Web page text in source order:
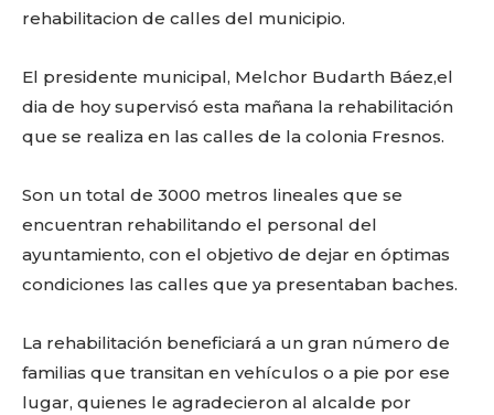
rehabilitacion de calles del municipio.
El presidente municipal, Melchor Budarth Báez,el
dia de hoy supervisó esta mañana la rehabilitación
que se realiza en las calles de la colonia Fresnos.
Son un total de 3000 metros lineales que se
encuentran rehabilitando el personal del
ayuntamiento, con el objetivo de dejar en óptimas
condiciones las calles que ya presentaban baches.
La rehabilitación beneficiará a un gran número de
familias que transitan en vehículos o a pie por ese
lugar, quienes le agradecieron al alcalde por